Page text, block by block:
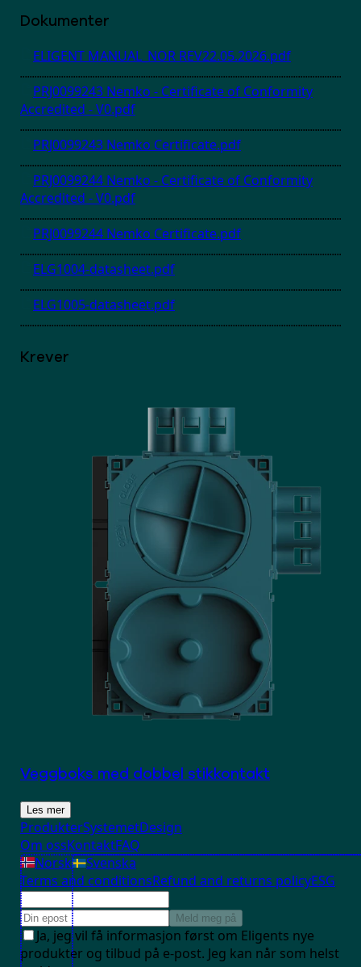
Dokumenter
ELIGENT MANUAL_NOR REV22.05.2026.pdf
PRJ0099243 Nemko - Certificate of Conformity
Accredited - V0.pdf
PRJ0099243 Nemko Certificate.pdf
PRJ0099244 Nemko - Certificate of Conformity
Accredited - V0.pdf
PRJ0099244 Nemko Certificate.pdf
ELG1004-datasheet.pdf
ELG1005-datasheet.pdf
Krever
Veggboks med dobbel stikkontakt
Les mer
ProdukterSystemetDesign
Om ossKontaktFAQ
Norsk
Svenska
Terms and conditionsRefund and returns policyESG
Meld meg på
Ja, jeg vil få informasjon først om Eligents nye
produkter og tilbud på e-post. Jeg kan når som helst